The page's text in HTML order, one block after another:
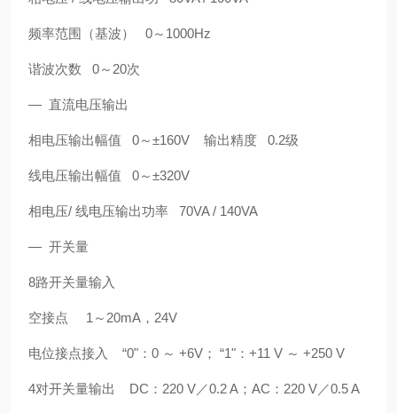
频率范围（基波） 0～1000Hz
谐波次数 0～20次
— 直流电压输出
相电压输出幅值 0～±160V 输出精度 0.2级
线电压输出幅值 0～±320V
相电压/ 线电压输出功率 70VA / 140VA
— 开关量
8路开关量输入
空接点 1～20mA，24V
电位接点接入 “0"：0 ～ +6V； “1"：+11 V ～ +250 V
4对开关量输出 DC：220 V／0.2 A；AC：220 V／0.5 A